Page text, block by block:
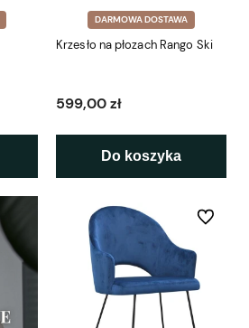
DARMOWA DOSTAWA
Krzesło na płozach Rango Ski
599,00 zł
Do koszyka
Do